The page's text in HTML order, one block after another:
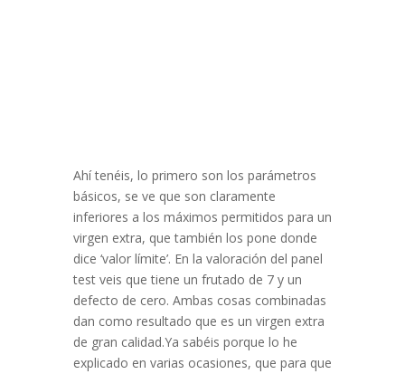
Ahí tenéis, lo primero son los parámetros
básicos, se ve que son claramente
inferiores a los máximos permitidos para un
virgen extra, que también los pone donde
dice ‘valor límite’. En la valoración del panel
test veis que tiene un frutado de 7 y un
defecto de cero. Ambas cosas combinadas
dan como resultado que es un virgen extra
de gran calidad.Ya sabéis porque lo he
explicado en varias ocasiones, que para que